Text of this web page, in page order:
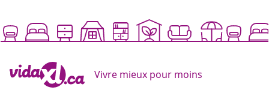
Vivre mieux pour moins